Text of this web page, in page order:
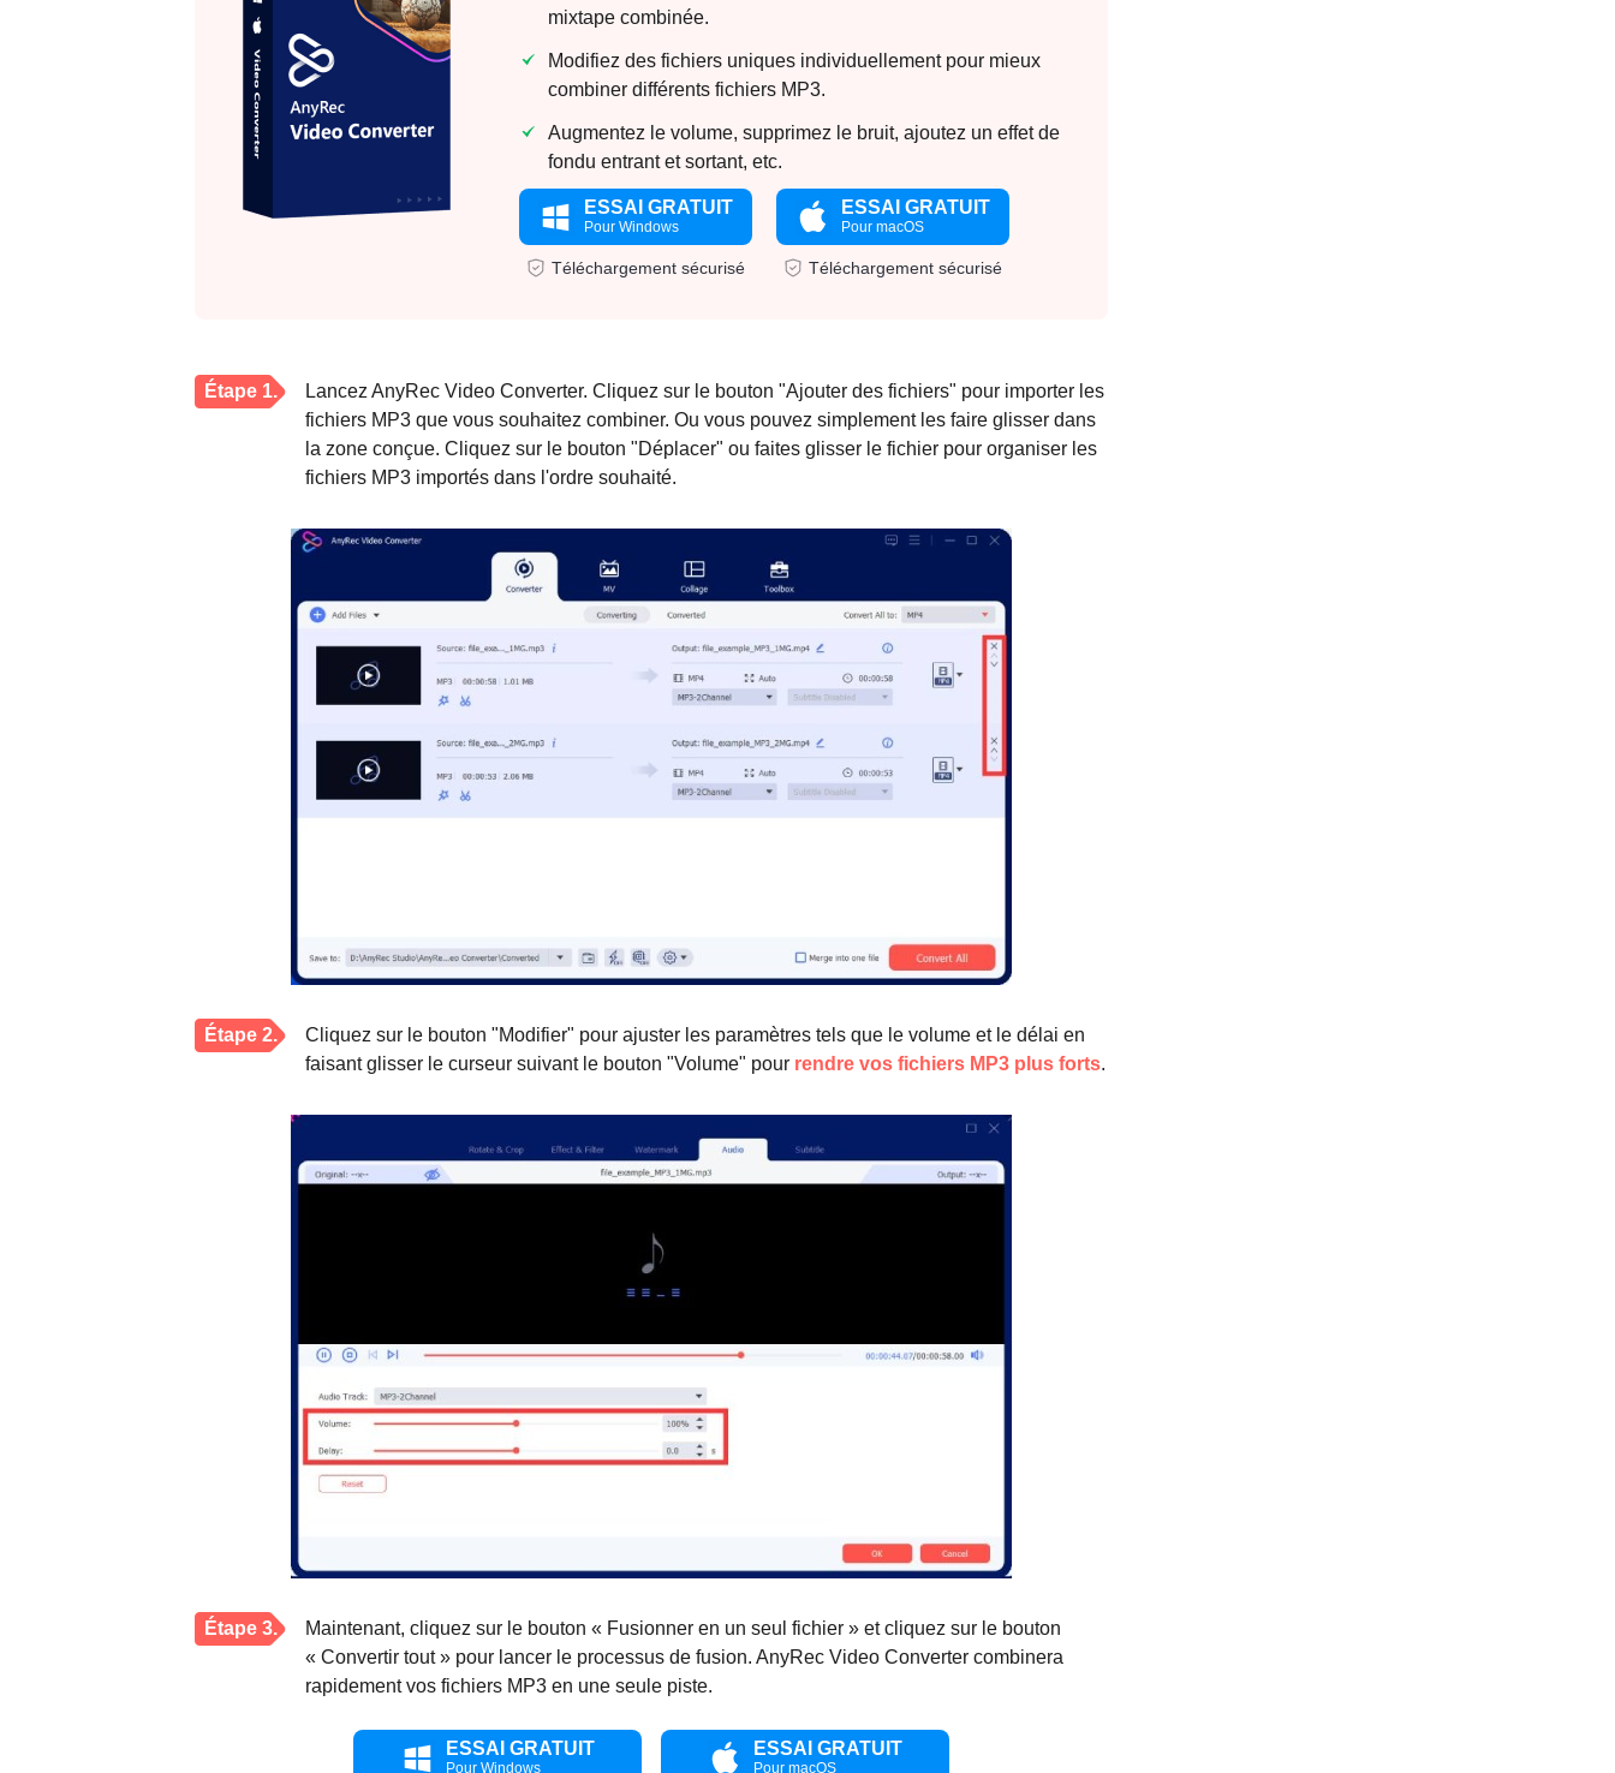
mixtape combinée.
Modifiez des fichiers uniques individuellement pour mieux
combiner différents fichiers MP3.
Augmentez le volume, supprimez le bruit, ajoutez un effet de
fondu entrant et sortant, etc.
ESSAI GRATUIT
Pour Windows
Téléchargement sécurisé
ESSAI GRATUIT
Pour macOS
Téléchargement sécurisé
Étape 1.
Lancez AnyRec Video Converter. Cliquez sur le bouton "Ajouter des fichiers" pour importer les
fichiers MP3 que vous souhaitez combiner. Ou vous pouvez simplement les faire glisser dans
la zone conçue. Cliquez sur le bouton "Déplacer" ou faites glisser le fichier pour organiser les
fichiers MP3 importés dans l'ordre souhaité.
Étape 2.
Cliquez sur le bouton "Modifier" pour ajuster les paramètres tels que le volume et le délai en
faisant glisser le curseur suivant le bouton "Volume" pour rendre vos fichiers MP3 plus forts.
Étape 3.
Maintenant, cliquez sur le bouton « Fusionner en un seul fichier » et cliquez sur le bouton
« Convertir tout » pour lancer le processus de fusion. AnyRec Video Converter combinera
rapidement vos fichiers MP3 en une seule piste.
ESSAI GRATUIT
Pour Windows
ESSAI GRATUIT
Pour macOS